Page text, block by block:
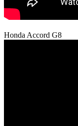
Honda Accord G8